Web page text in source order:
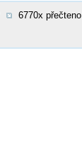
6770x přečteno